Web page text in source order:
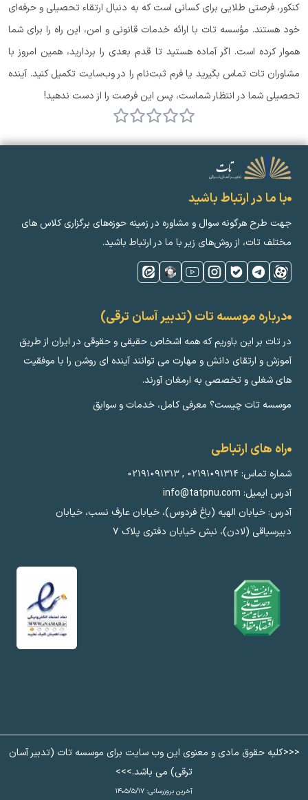
کنکور، فرصتی طلایی برای کسانی است که به دنبال ارتقاء تحصیلی و حرفه‌ای
خود هستند. مؤسسه تات با ارائه خدمات قانونی و امن، این راه را برای شما
هموار کرده است. اگر آماده هستید تا قدم بعدی را بردارید، همین امروز با
مشاوران تات تماس بگیرید یا فرم ثبت‌نام را در وب‌سایت تکمیل کنید. آینده
تحصیلی شما در انتظار شماست، پس این فرصت را از دست ندهید!
با ما در ارتباط باشید
جهت طرح هرگونه سوال و مشاوره در زمینه‌ حوزه‌های برگزاری کلاس ‌های
مختلف تات، از روش‌های زیر با ما در ارتباط باشید.
درباره موسسه تات (تدبیر آسان ترقی)
در تات بر این باوریم که همه اشخاص حقیقی و حقوقی در ایران از طریق
آموزش و ارتقای دانش و مهارت می توانند آینده ای روشن را با موفقیت
های شغلی و تخصصی به ارمغان آورند.
موسسه تات چیست؟ معرفی کامل، خدمات و سوابق
راه های ارتباطی
شماره تماس: ۰۲۱۹۱۰۹۱۳۱۴ ,۰۲۱۹۱۰۹۱۳۱۳
آدرس ایمیل: info@tatpnu.com
آدرس: خیابان الهيه (باغ فردوس)، خیابان عارف نسب، خیابان
دبیرسیاقی (لادن)، نبش خیابان دفتری پلاک ٧
<<<کلیه حقوق مادی و معنوی این وب سایت برای موسسه تات (تدبیر آسان
ترقی) می باشد.>>>
آخرین بروزرسانی: ۱۴۰۵/۵/۱۷